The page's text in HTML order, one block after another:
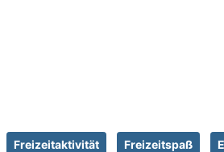
Freizeitaktivität Freizeitspaß